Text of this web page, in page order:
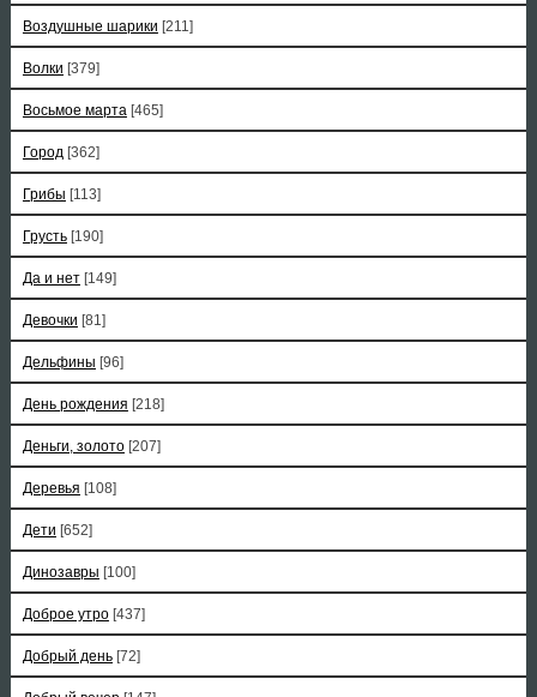
Воздушные шарики [211]
Волки [379]
Восьмое марта [465]
Город [362]
Грибы [113]
Грусть [190]
Да и нет [149]
Девочки [81]
Дельфины [96]
День рождения [218]
Деньги, золото [207]
Деревья [108]
Дети [652]
Динозавры [100]
Доброе утро [437]
Добрый день [72]